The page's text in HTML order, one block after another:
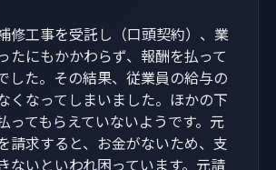
修工事を受託し（口頭契約）、業
たにもかかわらず、報酬を払って
した。その結果、従業員の給与の
くなってしまいました。ほかの下
ってもらえていないようです。元
請求すると、お金がないため、支
ないといわれ困っています。元請